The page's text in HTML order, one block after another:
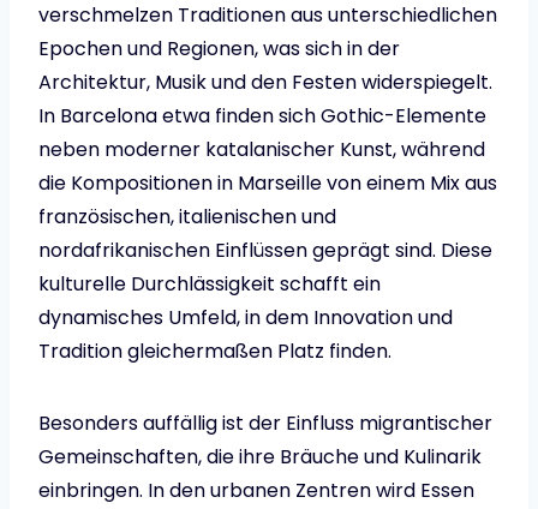
verschmelzen Traditionen aus unterschiedlichen
Epochen und Regionen, was sich in der
Architektur, Musik und den Festen widerspiegelt.
In Barcelona etwa finden sich Gothic-Elemente
neben moderner katalanischer Kunst, während
die Kompositionen in Marseille von einem Mix aus
französischen, italienischen und
nordafrikanischen Einflüssen geprägt sind. Diese
kulturelle Durchlässigkeit schafft ein
dynamisches Umfeld, in dem Innovation und
Tradition gleichermaßen Platz finden.
Besonders auffällig ist der Einfluss migrantischer
Gemeinschaften, die ihre Bräuche und Kulinarik
einbringen. In den urbanen Zentren wird Essen